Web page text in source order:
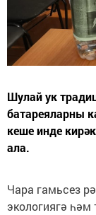
Шулай ук
батареяларны
кеше инде
ала.
Чара гамьсез
экологиягә